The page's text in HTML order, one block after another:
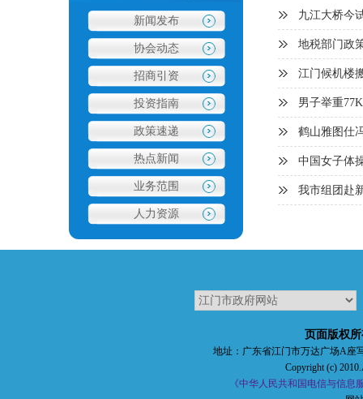
1
新闻发布
协会动态
招商引资
投资指南
政策速递
热点新闻
业务范围
人力资源
九江大桥今
地税部门政
江门候机楼
男子举重
鹤山雅图仕
中国女子体
我市组团赴
页面版权
地址：广东省江门市万达广场A座
Copyright (c)
《中华人民共和国电信与信息